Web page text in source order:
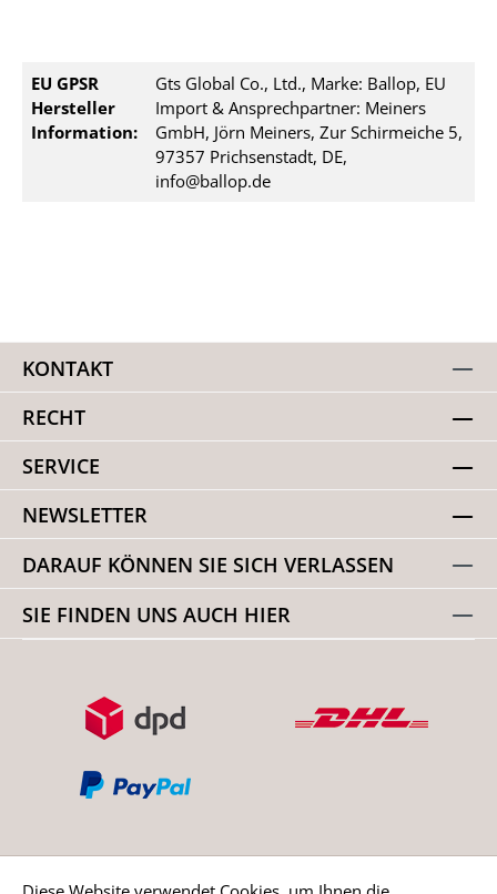
EU GPSR
Hersteller
Information:
Gts Global Co., Ltd., Marke: Ballop, EU
Import & Ansprechpartner: Meiners
GmbH, Jörn Meiners, Zur Schirmeiche 5,
97357 Prichsenstadt, DE,
info@ballop.de
KONTAKT
RECHT
SERVICE
NEWSLETTER
DARAUF KÖNNEN SIE SICH VERLASSEN
SIE FINDEN UNS AUCH HIER